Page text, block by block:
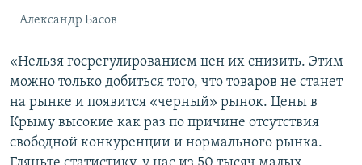
Александр Басов
«Нельзя госрегулированием цен их снизить. Этим
можно только добиться того, что товаров не станет
на рынке и появится «черный» рынок. Цены в
Крыму высокие как раз по причине отсутствия
свободной конкуренции и нормального рынка.